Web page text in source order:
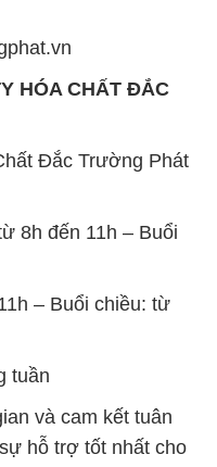
8h đến 11h – Buổi
– Buổi chiều: từ
tuần
hỗ trợ tốt nhất cho
công việc cao
HÓA CHẤT ĐẮC